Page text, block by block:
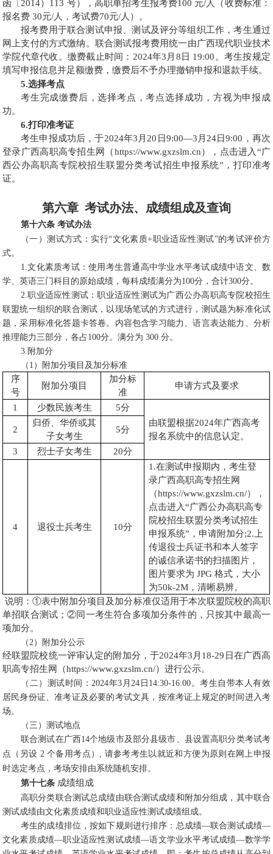
函〔2014）113 号），高职单招考生报考费100 元/人（收费标准：
报名费 30元/人，考试费70元/人）。
报考费用于联合测试申报、测试及评分等组织工作，考生通过
网上支付的方式缴纳。联合测试报考费用统一由广西现代职业技术
学院代章代收。缴费截止时间：2024年3月8日 19:00。考生按规定
填写申报信息并足额缴费，缴费后不予办理撤销申报和退款手续。
5.选择考点
考生完成缴费后，选择考点，考点选择成功，方视为申报成
功。
6.打印准考证
考生申报成功后，于2024年3月20日9:00—3月24日9:00，再次
登录广西高职高专招生网（https://www.gxzslm.cn），点击进入“广
西公办高职高专院校招生联盟分类考试招生申报系统”，打印准考
证。
第六章 考试办法、成绩组成及查询
第十六条 考试办法
（一）测试方式：实行“文化素质+职业适应性测试”的考试评价方
式。
1.文化素质考试：使用考生普通高中学业水平考试成绩中语文、数
学、英语三门科目的原始成绩，每科成绩满分为100分，合计300分。
2.职业适应性测试：职业适应性测试为广西公办高职高专院校招生
联盟统一组织的联合测试，以现场笔试的方式进行，测试题为标准化试
题，采用标准化答题卡答卷。内容包含学习能力、语言表达能力、分析
推理能力三部分，各占100分。满分为 300 分。
3.附加分
（1）附加分项目及加分标准
序
号
附加分项目
加分标
准
申请方式及要求
1 少数民族考生
5分
由联盟根据2024年广西高考
报名系统中的信息认定。
2
归侨、华侨或其
子女考生
5分
3 烈士子女考生 20分
4 退役士兵考生 10分
1.在测试申报期内，考生登
录广西高职高专招生网
（https://www.gxzslm.cn/），
点击进入“广西公办高职高专
院校招生联盟分类考试招生
申报系统”，申请附加分;2.上
传退役士兵证书和本人签字
的诚信承诺书的扫描图片，
图片要求为 JPG 格式，大小
为50k-2M，清晰易辨。
说明：①表中附加分项目及加分标准仅适用于本次联盟院校的高职
单招联合测试；②同一考生符合多项加分条件的，只按其中最高一
项加分。
（2）附加分公示
经联盟院校统一评审认定的附加分，于2024年3月18-29日在广西高
职高专招生网（https://www.gxzslm.cn/）进行公示。
（二）测试时间：2024年3月24日14:30-16:00。考生自带本人有效
居民身份证、准考证及必要的考试文具，按准考证上规定的时间进入考
场。
（三）测试地点
联合测试在广西14个地级市及部分县级市、县设置高职分类考试考
点（另设 2 个备用考点）, 请参考考生以就近和方便为原则在网上申报
时选定考点，考场安排由系统随机安排。
第十七条 成绩组成
高职分类联合测试总成绩由联合测试成绩和附加分组成，其中联合
测试成绩由文化素质成绩和职业适应性测试成绩组成。
考生的成绩排位，按如下规则进行排序：总成绩—联合测试成绩—
文化素质成绩—职业适应性测试成绩—语文学业水平考试成绩—数学学